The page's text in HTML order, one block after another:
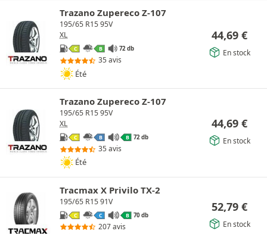
Trazano Zupereco Z-107
195/65 R15 95V
XL
C B 72 db
35 avis
Été
44,69 €
En stock
Trazano Zupereco Z-107
195/65 R15 95V
XL
C B B 72 db
35 avis
Été
44,69 €
En stock
Tracmax X Privilo TX-2
195/65 R15 91V
C C B 70 db
207 avis
52,79 €
En stock